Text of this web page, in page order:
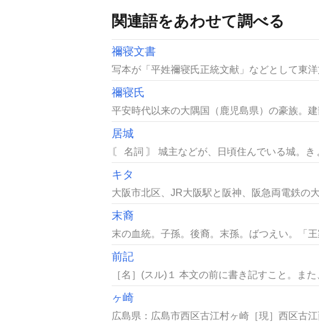
関連語をあわせて調べる
禰寝文書
写本が「平姓禰寝氏正統文献」などとして東
禰寝氏
平安時代以来の大隅国（鹿児島県）の豪族。
居城
〘 名詞 〙 城主などが、日頃住んでいる城。
キタ
大阪市北区、JR大阪駅と阪神、阪急両電鉄の
末裔
末の血統。子孫。後裔。末孫。ばつえい。「
前記
［名］(スル)１ 本文の前に書き記すこと。ま
ヶ崎
広島県：広島市西区古江村ヶ崎［現］西区古